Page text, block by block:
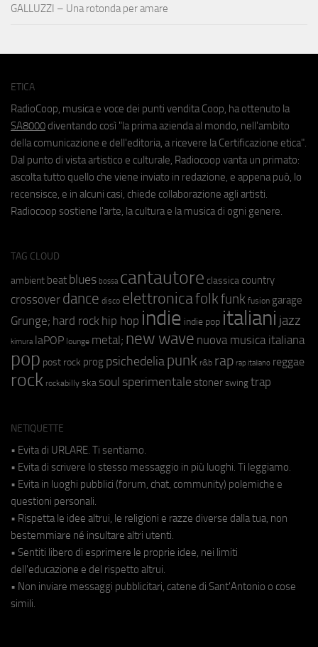
GALLUZZI – Una rotonda per amare
ETICA
RadioCoop, musica e voce dei punti vendita Coop, ha ottenuto la
SA8000 diventando così "la prima azienda al mondo, nell'ambito
della comunicazione e dell'editoria, a ricevere la Certificazione etica".
Dal punto di vista artistico e culturale, Radiocoop vanta un primato:
ascolta tutto quello che viene inviato in redazione, e appena può, lo
recensisce, e in alcuni casi, chiede collaborazione agli artisti.
Radiocoop sostiene l'arte, la cultura e la musica di ogni genere.
TAG CLOUD
ambient beat blues bossa cantautore classica country
crossover dance disco elettronicafolkfunk fusion garage
Grunge; hard rock hip hop indie indie pop italiani jazz
kimura laPOP lounge metal; new wave nuova musica italiana
pop post rock prog psichedeliapunk r&b rap rap italiano reggae
rock rockabilly ska soul sperimentale stoner swing trap
NETIQUETTE
• Evita di URLARE. Ti sentiamo.
• Evita di scrivere lo stesso messaggio in più luoghi. Ti leggiamo.
• Evita in luoghi pubblici (forum, chat, community) polemiche e
questioni personali.
• Rispetta le idee altrui, le religioni e razze diverse dalla tua, non
bestemmiare né insultare altri utenti.
• Sentiti libero di esprimere le proprie idee, nei limiti
dell'educazione e del rispetto altrui.
• Non inviare messaggi pubblicitari, catene di Sant'Antonio o cose
simili.